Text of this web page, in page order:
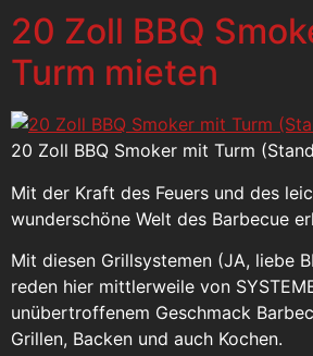
20 Zoll BBQ
Turm mieten
20 Zoll BBQ Smoker mit Turm
Mit der Kraft des Feuers und des
wunderschöne Welt des Barbecue
Mit diesen Grillsystemen (JA, liebe
reden hier mittlerweile von
unübertroffenem Geschmack
Grillen, Backen und auch Kochen.